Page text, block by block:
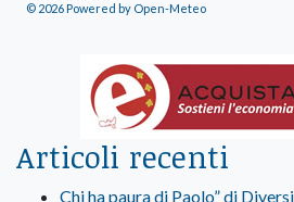
© 2026 Powered by Open-Meteo
Articoli recenti
Chi ha paura di Paolo” di